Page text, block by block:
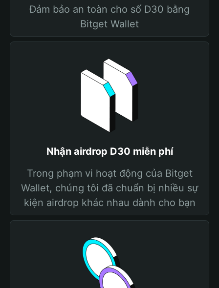
Đảm bảo an toàn cho số D30 bằng
Bitget Wallet
Nhận airdrop D30 miễn phí
Trong phạm vi hoạt động của Bitget
Wallet, chúng tôi đã chuẩn bị nhiều sự
kiện airdrop khác nhau dành cho bạn